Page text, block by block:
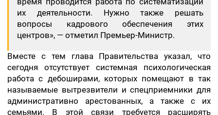
их деятельности. Нужно также решать
вопросы кадрового обеспечения этих
центров», — отметил Премьер-Министр.
Вместе с тем глава Правительства указал, что
сегодня отсутствует системная психологическая
работа с дебоширами, которых помещают в так
называемые вытрезвители и спецприемники для
административно арестованных, а также с их
семьями. В этой связи требуется расширять